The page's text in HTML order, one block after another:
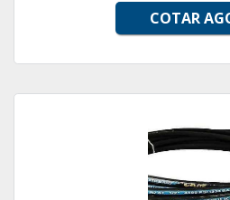
COTAR